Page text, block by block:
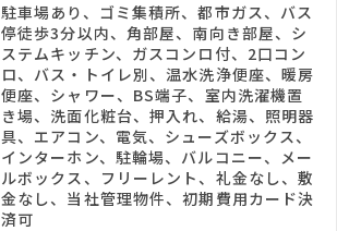
駐車場あり、ゴミ集積所、都市ガス、バス
停徒歩3分以内、角部屋、南向き部屋、シ
ステムキッチン、ガスコンロ付、2口コン
ロ、バス・トイレ別、温水洗浄便座、暖房
便座、シャワー、BS端子、室内洗濯機置
き場、洗面化粧台、押入れ、給湯、照明器
具、エアコン、電気、シューズボックス、
インターホン、駐輪場、バルコニー、メー
ルボックス、フリーレント、礼金なし、敷
金なし、当社管理物件、初期費用カード決
済可